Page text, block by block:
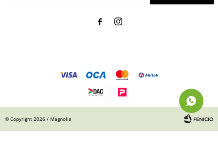
 
© Copyright 2026 / Magnolia